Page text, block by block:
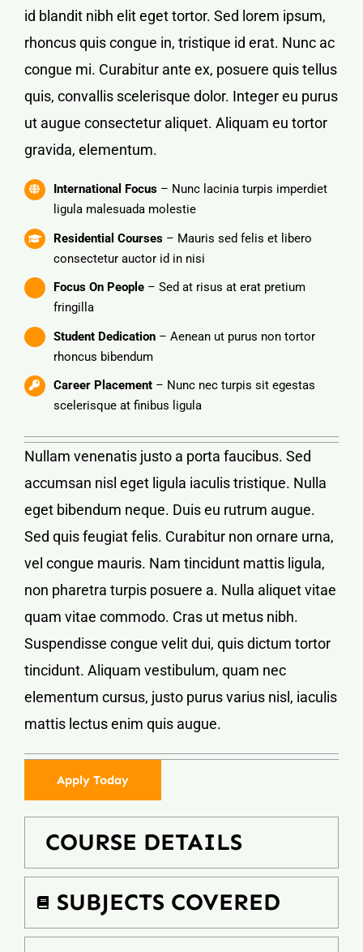
id blandit nibh elit eget tortor. Sed lorem ipsum,
rhoncus quis congue in, tristique id erat. Nunc ac
congue mi. Curabitur ante ex, posuere quis tellus
quis, convallis scelerisque dolor. Integer eu purus
ut augue consectetur aliquet. Aliquam eu tortor
gravida, elementum.
International Focus – Nunc lacinia turpis imperdiet
ligula malesuada molestie
Residential Courses – Mauris sed felis et libero
consectetur auctor id in nisi
Focus On People – Sed at risus at erat pretium
fringilla
Student Dedication – Aenean ut purus non tortor
rhoncus bibendum
Career Placement – Nunc nec turpis sit egestas
scelerisque at finibus ligula
Nullam venenatis justo a porta faucibus. Sed
accumsan nisl eget ligula iaculis tristique. Nulla
eget bibendum neque. Duis eu rutrum augue.
Sed quis feugiat felis. Curabitur non ornare urna,
vel congue mauris. Nam tincidunt mattis ligula,
non pharetra turpis posuere a. Nulla aliquet vitae
quam vitae commodo. Cras ut metus nibh.
Suspendisse congue velit dui, quis dictum tortor
tincidunt. Aliquam vestibulum, quam nec
elementum cursus, justo purus varius nisl, iaculis
mattis lectus enim quis augue.
Apply Today
COURSE DETAILS
SUBJECTS COVERED